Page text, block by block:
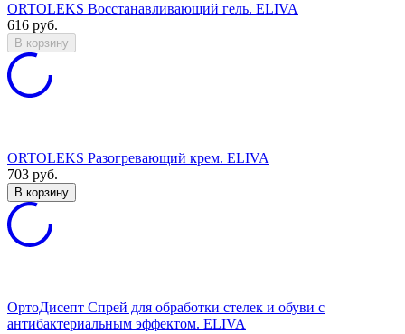
ORTOLEKS Восстанавливающий гель. ELIVA
616 руб.
В корзину
ORTOLEKS Разогревающий крем. ELIVA
703 руб.
В корзину
ОртоДисепт Спрей для обработки стелек и обуви с
антибактериальным эффектом. ELIVA